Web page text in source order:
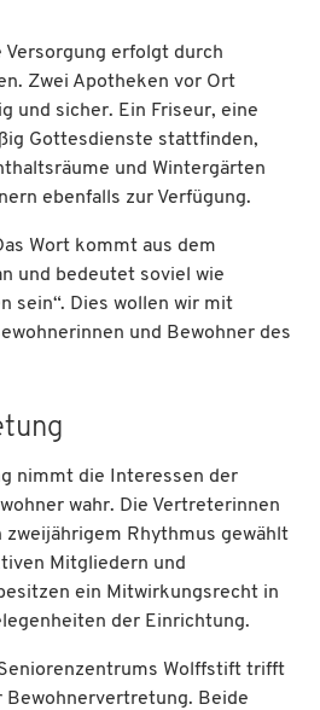
Versorgung erfolgt durch
Zwei Apotheken vor Ort
und sicher. Ein Friseur, eine
Gottesdienste stattfinden,
und Wintergärten
ebenfalls zur Verfügung.
Wort kommt aus dem
und bedeutet soviel wie
sein“. Dies wollen wir mit
und Bewohner des
nimmt die Interessen der
wahr. Die Vertreterinnen
zweijährigem Rhythmus gewählt
Mitgliedern und
ein Mitwirkungsrecht in
der Einrichtung.
Wolffstift trifft
Bewohnervertretung. Beide